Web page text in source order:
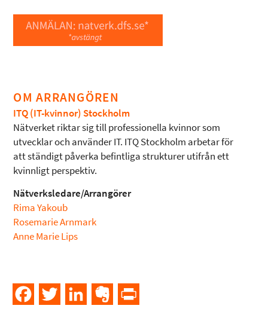
OM ARRANGÖREN
ITQ (IT-kvinnor) Stockholm
Nätverket riktar sig till professionella kvinnor som
utvecklar och använder IT. ITQ Stockholm arbetar för
att ständigt påverka befintliga strukturer utifrån ett
kvinnligt perspektiv.
Nätverksledare/Arrangörer
Rima Yakoub
Rosemarie Arnmark
Anne Marie Lips
FacebookTwitter LinkedInEvernote